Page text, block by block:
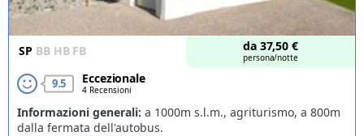
SP BB HB FB da 37,50 €
persona/notte
9.5 Eccezionale
4 Recensioni
Informazioni generali: a 1000m s.l.m., agriturismo, a 800m
dalla fermata dell'autobus.